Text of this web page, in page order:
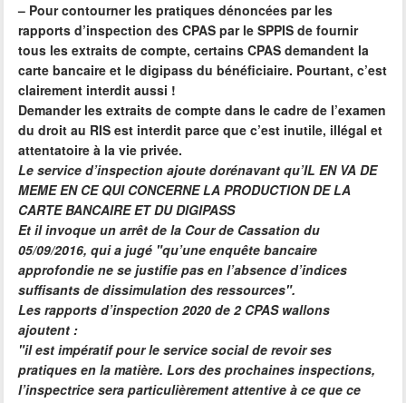
– Pour contourner les pratiques dénoncées par les
rapports d’inspection des CPAS par le SPPIS de fournir
tous les extraits de compte, certains CPAS demandent la
carte bancaire et le digipass du bénéficiaire. Pourtant, c’est
clairement interdit aussi !
Demander les extraits de compte dans le cadre de l’examen
du droit au RIS est interdit parce que c’est inutile, illégal et
attentatoire à la vie privée.
Le service d’inspection ajoute dorénavant qu’IL EN VA DE
MEME EN CE QUI CONCERNE LA PRODUCTION DE LA
CARTE BANCAIRE ET DU DIGIPASS
Et il invoque un arrêt de la Cour de Cassation du
05/09/2016, qui a jugé "qu’une enquête bancaire
approfondie ne se justifie pas en l’absence d’indices
suffisants de dissimulation des ressources".
Les rapports d’inspection 2020 de 2 CPAS wallons
ajoutent :
"il est impératif pour le service social de revoir ses
pratiques en la matière. Lors des prochaines inspections,
l’inspectrice sera particulièrement attentive à ce que ce